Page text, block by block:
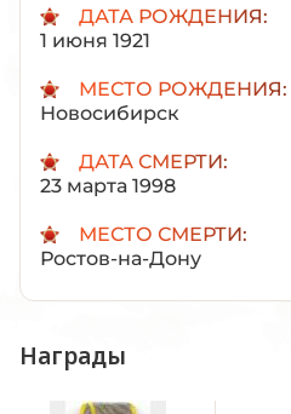
ДАТА РОЖДЕНИЯ:
1 июня 1921
МЕСТО РОЖДЕНИЯ:
Новосибирск
ДАТА СМЕРТИ:
23 марта 1998
МЕСТО СМЕРТИ:
Ростов-на-Дону
Награды